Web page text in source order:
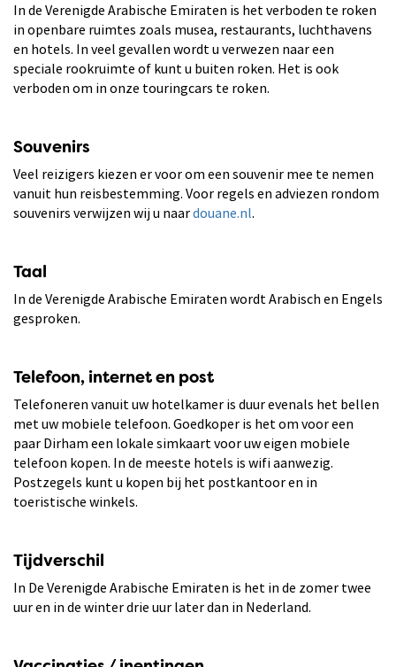
In de Verenigde Arabische Emiraten is het verboden te roken
in openbare ruimtes zoals musea, restaurants, luchthavens
en hotels. In veel gevallen wordt u verwezen naar een
speciale rookruimte of kunt u buiten roken. Het is ook
verboden om in onze touringcars te roken.
Souvenirs
Veel reizigers kiezen er voor om een souvenir mee te nemen
vanuit hun reisbestemming. Voor regels en adviezen rondom
souvenirs verwijzen wij u naardouane.nl.
Taal
In de Verenigde Arabische Emiraten wordt Arabisch en Engels
gesproken.
Telefoon, internet en post
Telefoneren vanuit uw hotelkamer is duur evenals het bellen
met uw mobiele telefoon. Goedkoper is het om voor een
paar Dirham een lokale simkaart voor uw eigen mobiele
telefoon kopen. In de meeste hotels is wifi aanwezig.
Postzegels kunt u kopen bij het postkantoor en in
toeristische winkels.
Tijdverschil
In De Verenigde Arabische Emiraten is het in de zomer twee
uur en in de winter drie uur later dan in Nederland.